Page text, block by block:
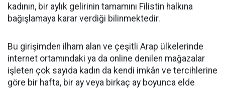
kadının, bir aylık gelirinin tamamını Filistin halkına
bağışlamaya karar verdiği bilinmektedir.
Bu girişimden ilham alan ve çeşitli Arap ülkelerinde
internet ortamındaki ya da online denilen mağazalar
işleten çok sayıda kadın da kendi imkân ve tercihlerine
göre bir hafta, bir ay veya birkaç ay boyunca elde